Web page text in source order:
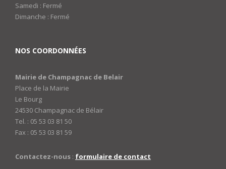
Samedi : Fermé
Dimanche : Fermé
NOS COORDONNÉES
Mairie de Champagnac de Belair
Place de la Mairie
Le Bourg
24530 Champagnac de Bélair
Tel. : 05 53 03 81 50
Fax : 05 53 03 81 59
Contactez-nous : formulaire de contact